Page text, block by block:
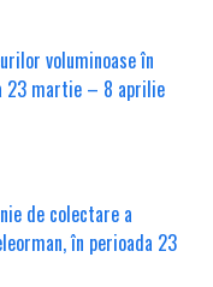
voluminoase în
23 martie – 8 aprilie
de colectare a
în perioada 23